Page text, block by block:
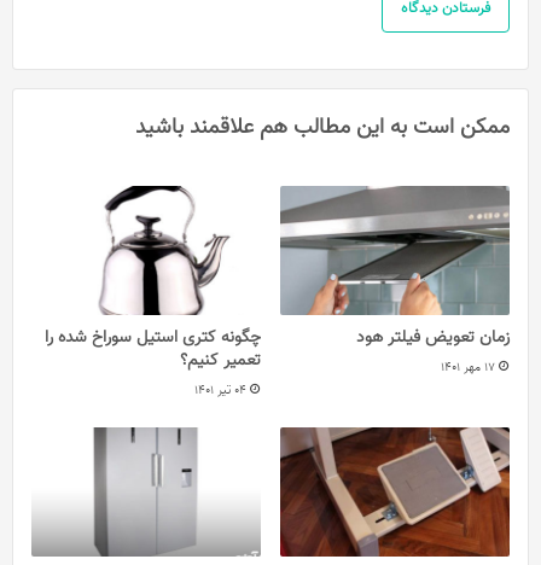
ممکن است به این مطالب هم علاقمند باشید
زمان تعویض فیلتر هود
17 مهر 1401
چگونه کتری استیل سوراخ شده را
تعمیر کنیم؟
04 تیر 1401